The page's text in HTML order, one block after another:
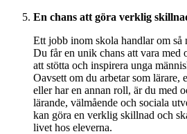
En chans att göra verklig
Ett jobb inom skola handlar om så
Du får en unik chans att vara med
att stötta och inspirera unga
Oavsett om du arbetar som lärare,
eller har en annan roll, är du med
lärande, välmående och sociala
kan göra en verklig skillnad och
livet hos eleverna.